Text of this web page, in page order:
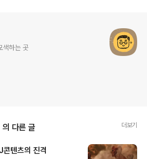
실을 모색하는 곳
의 다른 글 더보기
콘텐츠의 진격